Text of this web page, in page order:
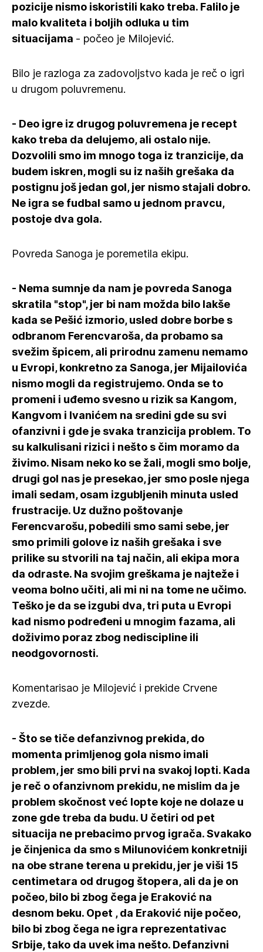
pozicije nismo iskoristili kako treba. Falilo je
malo kvaliteta i boljih odluka u tim
situacijama - počeo je Milojević.
Bilo je razloga za zadovoljstvo kada je reč o igri
u drugom poluvremenu.
- Deo igre iz drugog poluvremena je recept
kako treba da delujemo, ali ostalo nije.
Dozvolili smo im mnogo toga iz tranzicije, da
budem iskren, mogli su iz naših grešaka da
postignu još jedan gol, jer nismo stajali dobro.
Ne igra se fudbal samo u jednom pravcu,
postoje dva gola.
Povreda Sanoga je poremetila ekipu.
- Nema sumnje da nam je povreda Sanoga
skratila "stop", jer bi nam možda bilo lakše
kada se Pešić izmorio, usled dobre borbe s
odbranom Ferencvaroša, da probamo sa
svežim špicem, ali prirodnu zamenu nemamo
u Evropi, konkretno za Sanoga, jer Mijailovića
nismo mogli da registrujemo. Onda se to
promeni i uđemo svesno u rizik sa Kangom,
Kangvom i Ivanićem na sredini gde su svi
ofanzivni i gde je svaka tranzicija problem. To
su kalkulisani rizici i nešto s čim moramo da
živimo. Nisam neko ko se žali, mogli smo bolje,
drugi gol nas je presekao, jer smo posle njega
imali sedam, osam izgubljenih minuta usled
frustracije. Uz dužno poštovanje
Ferencvarošu, pobedili smo sami sebe, jer
smo primili golove iz naših grešaka i sve
prilike su stvorili na taj način, ali ekipa mora
da odraste. Na svojim greškama je najteže i
veoma bolno učiti, ali mi ni na tome ne učimo.
Teško je da se izgubi dva, tri puta u Evropi
kad nismo podređeni u mnogim fazama, ali
doživimo poraz zbog nediscipline ili
neodgovornosti.
Komentarisao je Milojević i prekide Crvene
zvezde.
- Što se tiče defanzivnog prekida, do
momenta primljenog gola nismo imali
problem, jer smo bili prvi na svakoj lopti. Kada
je reč o ofanzivnom prekidu, ne mislim da je
problem skočnost već lopte koje ne dolaze u
zone gde treba da budu. U četiri od pet
situacija ne prebacimo prvog igrača. Svakako
je činjenica da smo s Milunovićem konkretniji
na obe strane terena u prekidu, jer je viši 15
centimetara od drugog štopera, ali da je on
počeo, bilo bi zbog čega je Eraković na
desnom beku. Opet , da Eraković nije počeo,
bilo bi zbog čega ne igra reprezentativac
Srbije, tako da uvek ima nešto. Defanzivni